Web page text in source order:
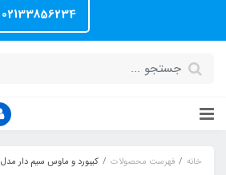
02133856234
خانه فهرست محصولات کیبورد و ماوس سیم دار مدل MACHER-MR307